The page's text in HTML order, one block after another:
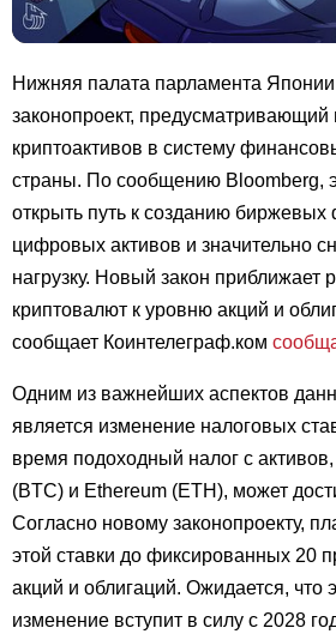
Нижняя палата парламента
законопроект, предусматривающий
криптоактивов в систему
страны. По сообщению Bloomberg,
открыть путь к созданию
цифровых активов и значительно
нагрузку. Новый закон приближает
криптовалют к уровню акций и
сообщает Коинтелеграф.ком
Одним из важнейших аспектов
является изменение налоговых
время подоходный налог с активов,
(BTC) и Ethereum (ETH), может
Согласно новому законопроекту,
этой ставки до фиксированных 20
акций и облигаций. Ожидается, что
изменение вступит в силу с 2028